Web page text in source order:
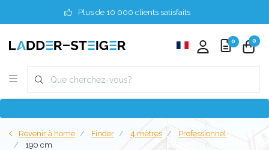
Plus de 10 000 clients satisfaits
0 0
Revenir à home Finder 4 mètres
Professionnel
190 cm